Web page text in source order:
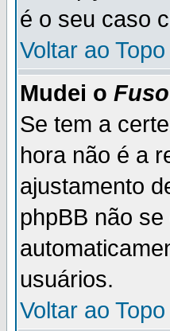
é o seu caso
Voltar ao Topo
Mudei o
Se tem a
hora não é a
ajustamento
phpBB não
usuários.
Voltar ao Topo